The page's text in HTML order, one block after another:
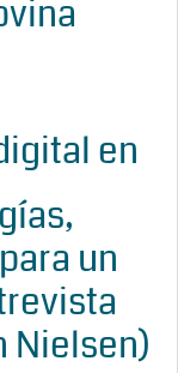
en
un
Nielsen)